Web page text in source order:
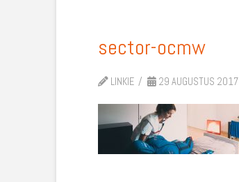
sector-ocmw
LINKIE 29 AUGUSTUS 2017